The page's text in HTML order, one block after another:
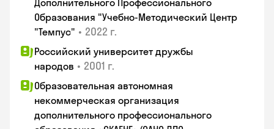
Дополнительного Профессионального
Образования "Учебно-Методический Центр
"Темпус" • 2022 г.
Российский университет дружбы
народов • 2001 г.
Образовательная автономная
некоммерческая организация
дополнительного профессионального